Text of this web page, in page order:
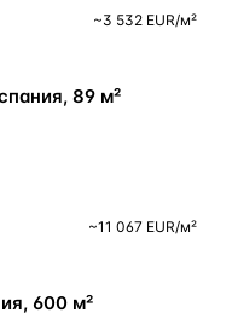
~3 532 EUR/м²
89 м²
~11 067 EUR/м²
600 м²